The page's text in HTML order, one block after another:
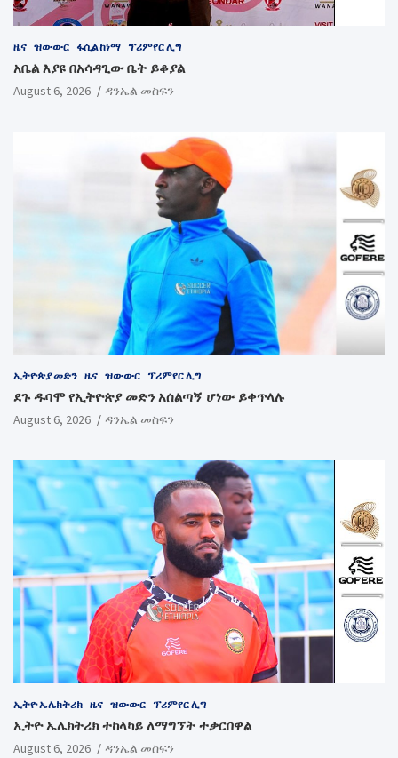
ዜና ዝውውር ፋሲል ከነማ ፕሪምየር ሊግ
አቤል እያዩ በአሳዳጊው ቤት ይቆያል
August 6, 2026 ዳንኤል መስፍን
ኢትዮጵያ መድን ዜና ዝውውር ፕሪምየር ሊግ
ደጉ ዱባሞ የኢትዮጵያ መድን አሰልጣኝ ሆነው ይቀጥላሉ
August 6, 2026 ዳንኤል መስፍን
ኢትዮ ኤሌክትሪክ ዜና ዝውውር ፕሪምየር ሊግ
ኢትዮ ኤሌክትሪክ ተከላካይ ለማግኘት ተቃርበዋል
August 6, 2026 ዳንኤል መስፍን